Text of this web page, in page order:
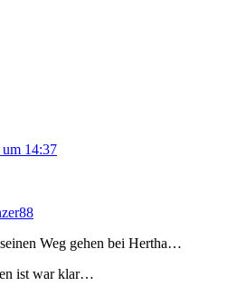
14:37
Weg gehen bei Hertha…
ist war klar…